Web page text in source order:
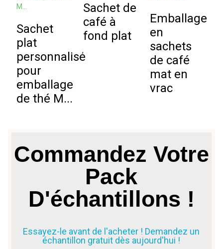
Sachet
plat
personnalisé
pour
emballage
de thé M...
Sachet de
café à
fond plat
Emballage
en
sachets
de café
mat en
vrac
Commandez Votre
Pack
D'échantillons !
Essayez-le avant de l'acheter ! Demandez un
échantillon gratuit dès aujourd'hui !